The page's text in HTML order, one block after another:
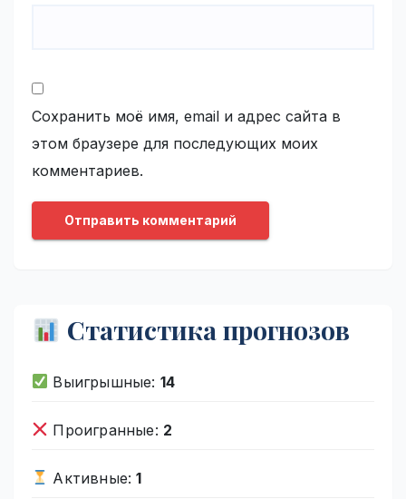
Сохранить моё имя, email и адрес сайта в
этом браузере для последующих моих
комментариев.
Статистика прогнозов
Выигрышные: 14
Проигранные: 2
Активные:1